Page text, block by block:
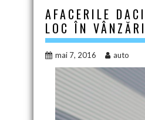
AFACERILE
LOC ÎN VÂNZĂRI
mai 7, 2016 auto